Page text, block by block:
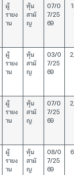
ผู้
รายง
าน
หุ้น
สามั
ญ
07/0
7/25
69
ผู้
รายง
าน
หุ้น
สามั
ญ
03/0
7/25
69
ผู้
รายง
าน
หุ้น
สามั
ญ
07/0
7/25
69
ผู้
รายง
าน
หุ้น
สามั
ญ
08/0
7/25
69